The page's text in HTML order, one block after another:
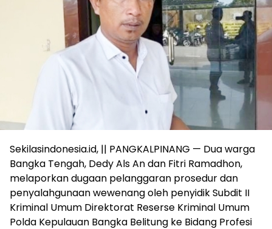
Sekilasindonesia.id, || PANGKALPINANG — Dua warga
Bangka Tengah, Dedy Als An dan Fitri Ramadhon,
melaporkan dugaan pelanggaran prosedur dan
penyalahgunaan wewenang oleh penyidik Subdit II
Kriminal Umum Direktorat Reserse Kriminal Umum
Polda Kepulauan Bangka Belitung ke Bidang Profesi